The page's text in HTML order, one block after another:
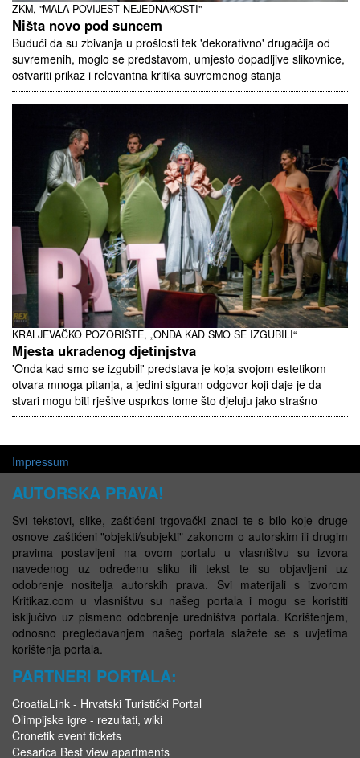
ZKM, "MALA POVIJEST NEJEDNAKOSTI"
Ništa novo pod suncem
Budući da su zbivanja u prošlosti tek 'dekorativno' drugačija od
suvremenih, moglo se predstavom, umjesto dopadljive slikovnice,
ostvariti prikaz i relevantna kritika suvremenog stanja
KRALJEVAČKO POZORIŠTE, „ONDA KAD SMO SE IZGUBILI“
Mjesta ukradenog djetinjstva
'Onda kad smo se izgubili' predstava je koja svojom estetikom
otvara mnoga pitanja, a jedini siguran odgovor koji daje je da
stvari mogu biti rješive usprkos tome što djeluju jako strašno
Impressum
AUTORSKA PRAVA!
Svi tekstovi, slike, zaštićeni trgovački znaci te s bilo koje druge
osnove zaštićeni "objekti/subjekti" zakonom o autorskim ili drugim
pravima postavljeni na ovom portalu u vlasništvu su izvora
navedenog uz određenu sliku ili tekst te su objavljeni uz
odobrenje nositelja autorskih prava. Svi materijali s izvorom
Kritikaz.com u vlasništvu su našeg portala i mogu se koristiti
isključivo uz pismeno odobrenje uredništva portala. Korištenjem,
odnosno pregledavanjem našeg portala slažete se s uvjetima
korištenja portala.
PARTNERI PORTALA:
CroatiaLink - Hrvatski Turistički Portal
Olimpijske igre - rezultati, wiki
Cronetik event tickets
Cesarica Best view apartments